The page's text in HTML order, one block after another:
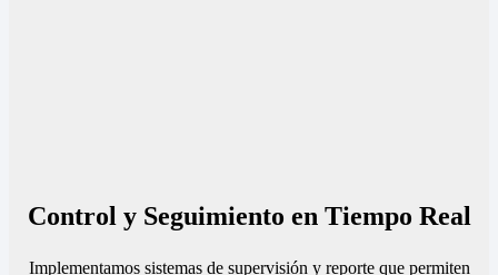
Control y Seguimiento en Tiempo Real
Implementamos sistemas de supervisión y reporte que permiten